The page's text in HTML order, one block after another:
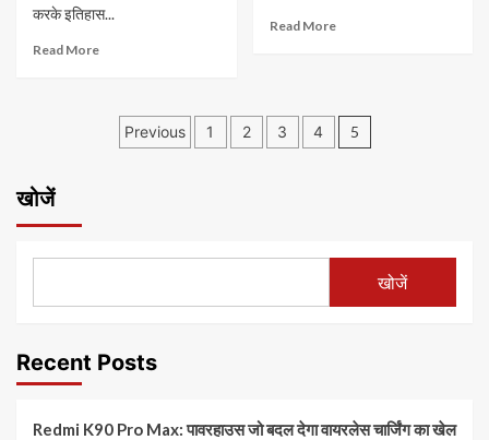
करके इतिहास...
Read More
Read More
Posts
Previous 1 2 3 4 5
खोजें
खोजें
Recent Posts
Redmi K90 Pro Max: पावरहाउस जो बदल देगा वायरलेस चार्जिंग का खेल